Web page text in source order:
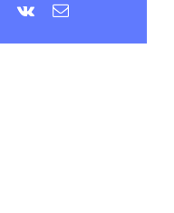
pinterest
vk Email